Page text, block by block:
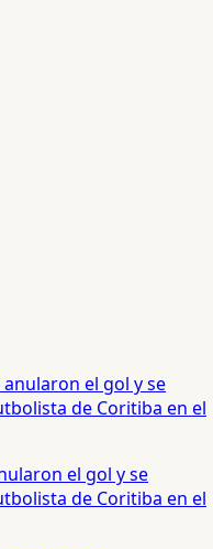
el gol y se
de Coritiba en el